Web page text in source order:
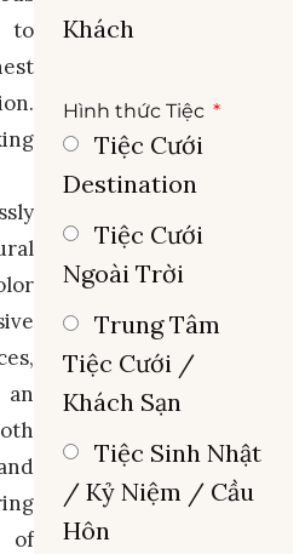
to
of
Khách
Hình thức Tiệc
Tiệc Cưới
Destination
Tiệc Cưới
Ngoài Trời
Trung Tâm
Tiệc Cưới /
Khách Sạn
Tiệc Sinh Nhật
/ Kỷ Niệm / Cầu
Hôn